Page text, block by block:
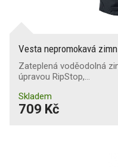
Vesta nepromokavá
Zateplená voděodolná
úpravou RipStop,…
Skladem
709 Kč